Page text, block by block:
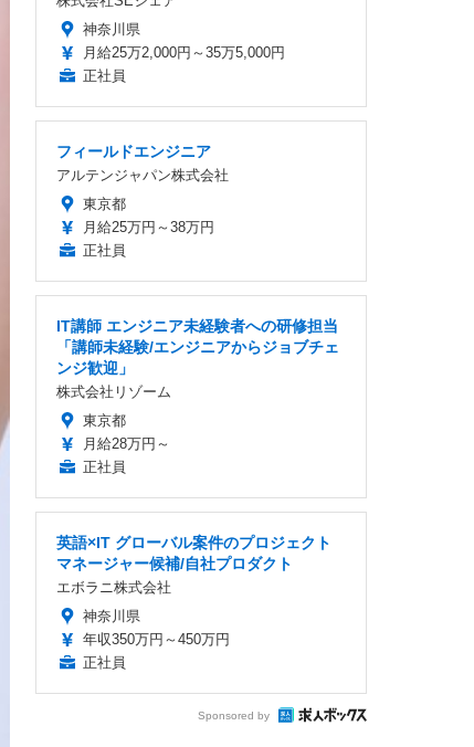
神奈川県
月給25万2,000円～35万5,000円
正社員
フィールドエンジニア
アルテンジャパン株式会社
東京都
月給25万円～38万円
正社員
IT講師 エンジニア未経験者への研修担当
「講師未経験/エンジニアからジョブチェ
ンジ歓迎」
株式会社リゾーム
東京都
月給28万円～
正社員
英語×IT グローバル案件のプロジェクト
マネージャー候補/自社プロダクト
エボラニ株式会社
神奈川県
年収350万円～450万円
正社員
Sponsored by